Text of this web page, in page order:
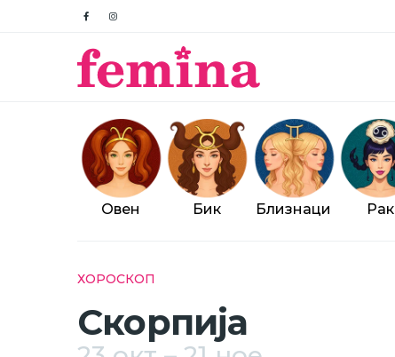
Овен Бик Близнаци Рак
Breadcrumb
ХОРОСКОП
Скорпија